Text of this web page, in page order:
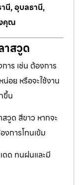
นี, อุบลธานี,
คุณ
าสวูด
าร เช่น ต้องการ
อย หรือจะใช้งาน
ขึ้น
สวูด สีขาว หากจะ
งการโทนเข้ม
ดด ทนฝนและมี